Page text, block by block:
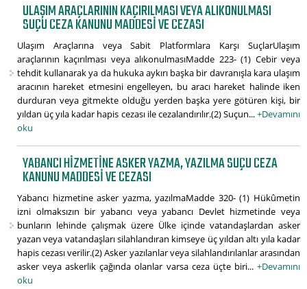
ULAŞIM ARAÇLARININ KAÇIRILMASI VEYA ALIKONULMASI
SUÇU CEZA KANUNU MADDESI VE CEZASI
Ulaşım Araçlarına veya Sabit Platformlara Karşı SuçlarUlaşım
araçlarının kaçırılması veya alıkonulmasıMadde 223- (1) Cebir veya
tehdit kullanarak ya da hukuka aykırı başka bir davranışla kara ulaşım
aracının hareket etmesini engelleyen, bu aracı hareket halinde iken
durduran veya gitmekte olduğu yerden başka yere götüren kişi, bir
yıldan üç yıla kadar hapis cezası ile cezalandırılır.(2) Suçun...+Devamını
oku
YABANCI HIZMETINE ASKER YAZMA, YAZILMA SUÇU CEZA
KANUNU MADDESI VE CEZASI
Yabancı hizmetine asker yazma, yazılmaMadde 320- (1) Hükûmetin
izni olmaksızın bir yabancı veya yabancı Devlet hizmetinde veya
bunların lehinde çalışmak üzere Ülke içinde vatandaşlardan asker
yazan veya vatandaşları silahlandıran kimseye üç yıldan altı yıla kadar
hapis cezası verilir.(2) Asker yazılanlar veya silahlandırılanlar arasından
asker veya askerlik çağında olanlar varsa ceza üçte biri... +Devamını
oku